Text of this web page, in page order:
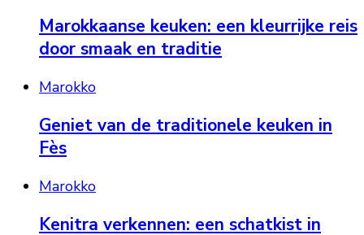
Marokkaanse keuken: een kleurrijke reis
door smaak en traditie
Marokko
Geniet van de traditionele keuken in
Fès
Marokko
Kenitra verkennen: een schatkist in